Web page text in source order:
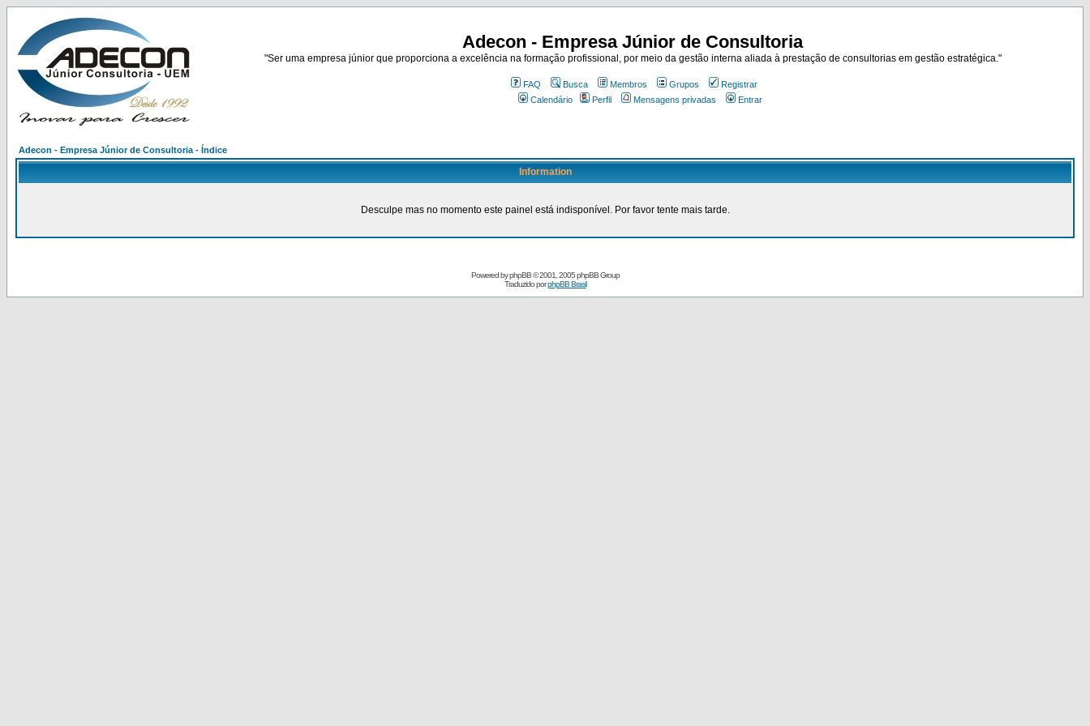
Adecon - Empresa Júnior de Consultoria
"Ser uma empresa júnior que proporciona a excelência na formação profissional, por meio da gestão interna aliada à prestação de consultorias em gestão estratégica."
FAQ Busca Membros Grupos
Registrar
Calendário
Perfil Mensagens privadas Entrar
Adecon - Empresa Júnior de Consultoria - Índice
Information
Desculpe mas no momento este painel está indisponível. Por favor tente mais tarde.
Powered byphpBB© 2001, 2005 phpBB Group
Traduzido porphpBB Brasil